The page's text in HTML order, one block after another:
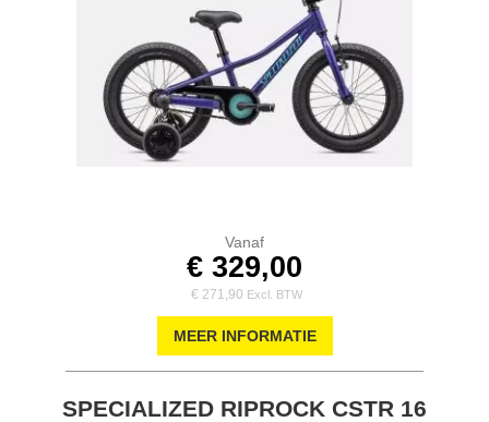
Vanaf
€ 329,00
€ 271,90
MEER INFORMATIE
SPECIALIZED RIPROCK CSTR 16